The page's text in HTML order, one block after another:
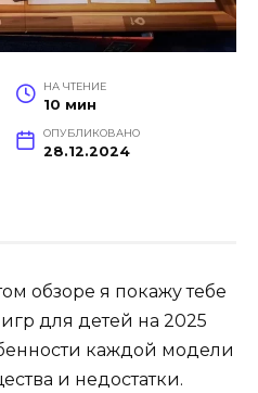
НА ЧТЕНИЕ
10 мин
ОПУБЛИКОВАНО
28.12.2024
обзоре я покажу тебе
для детей на 2025
каждой модели
и недостатки.